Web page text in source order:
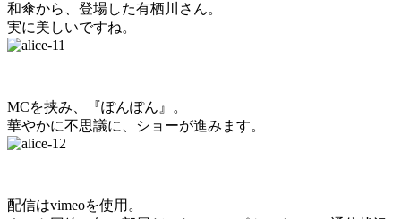
和傘から、登場した有栖川さん。
実に美しいですね。
MCを挟み、『ぽんぽん』。
華やかに不思議に、ショーが進みます。
配信はvimeoを使用。